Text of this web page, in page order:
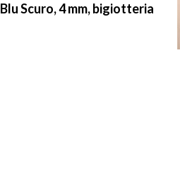
Scuro, 4 mm, bigiotteria